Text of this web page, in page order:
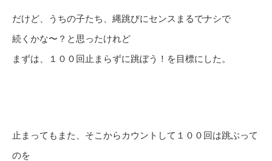
だけど、うちの子たち、縄跳びにセンスまるでナシで
続くかな〜？と思ったけれど
まずは、１００回止まらずに跳ぼう！を目標にした。
止まってもまた、そこからカウントして１００回は跳ぶって
のを